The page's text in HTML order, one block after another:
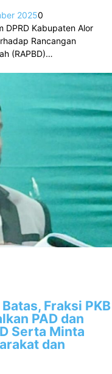
20250
DPRD Kabupaten Alor
Rancangan
(RAPBD)…
Fraksi PKB
PAD dan
Serta Minta
dan